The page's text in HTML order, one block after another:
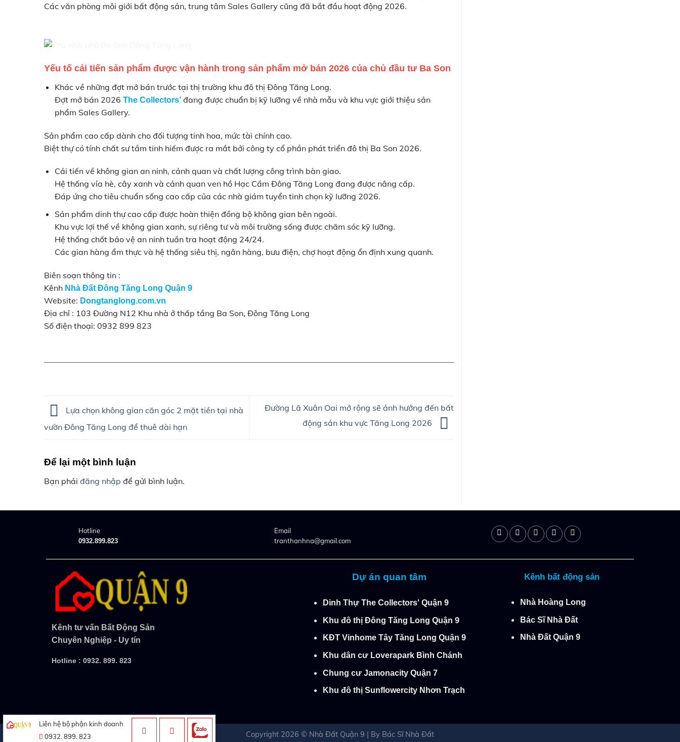
Các văn phòng môi giới bất động sản, trung tâm Sales Gallery cũng đã bắt đầu hoạt động 2026.
Yếu tố cải tiến sản phẩm được vận hành trong sản phẩm mở bán 2026 của chủ đầu tư Ba Son
Khác về những đợt mở bán trước tại thị trường khu đô thị Đông Tăng Long.
Đợt mở bán 2026 The Collectors’đang được chuẩn bị kỹ lưỡng về nhà mẫu và khu vực giới thiệu sản
phẩm Sales Gallery.
Sản phẩm cao cấp dành cho đối tượng tinh hoa, mức tài chính cao.
Biệt thự có tính chất sư tầm tinh hiếm được ra mắt bởi công ty cổ phần phát triển đô thị Ba Son 2026.
Cải tiến về không gian an ninh, cảnh quan và chất lượng công trình bàn giao.
Hệ thống vỉa hè, cây xanh và cảnh quan ven hồ Hạc Cầm Đông Tăng Long đang được nâng cấp.
Đáp ứng cho tiêu chuẩn sống cao cấp của các nhà giám tuyển tinh chọn kỹ lưỡng 2026.
Sản phẩm dinh thự cao cấp được hoàn thiện đồng bộ không gian bên ngoài.
Khu vực lợi thế về không gian xanh, sự riêng tư và môi trường sống được chăm sóc kỹ lưỡng.
Hệ thống chốt bảo vệ an ninh tuần tra hoạt động 24/24.
Các gian hàng ẩm thực và hệ thống siêu thị, ngân hàng, bưu điện, chợ hoạt động ổn định xung quanh.
Biên soạn thông tin :
Kênh Nhà Đất Đông Tăng Long Quận 9
Website: Dongtanglong.com.vn
Địa chỉ : 103 Đường N12 Khu nhà ở thấp tầng Ba Son, Đông Tăng Long
Số điện thoại: 0932 899 823
Lựa chọn không gian căn góc 2 mặt tiền tại nhà
vườn Đông Tăng Long để thuê dài hạn
Đường Lã Xuân Oai mở rộng sẽ ảnh hưởng đến bất
động sản khu vực Tăng Long 2026
Để lại một bình luận
Bạn phải đăng nhập để gửi bình luận.
Hotline
0932.899.823
Email
tranthanhna@gmail.com
Kênh tư vấn Bất Động Sản
Chuyên Nghiệp - Uy tín
Hotline : 0932. 899. 823
Dự án quan tâm
Dinh Thự The Collectors' Quận 9
Khu đô thị Đông Tăng Long Quận 9
KĐT Vinhome Tây Tăng Long Quận 9
Khu dân cư Loverapark Bình Chánh
Chung cư Jamonacity Quận 7
Khu đô thị Sunflowercity Nhơn Trạch
Kênh bất động sản
Nhà Hoàng Long
Bác Sĩ Nhà Đất
Nhà Đất Quận 9
Copyright 2026 © Nhà Đất Quận 9 | By Bác Sĩ Nhà Đất
Liên hệ bộ phận kinh doanh
0932. 899. 823